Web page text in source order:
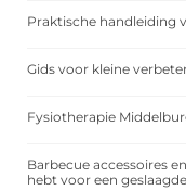
Praktische handleiding
Gids voor kleine
Fysiotherapie
Barbecue accessoires
hebt voor een